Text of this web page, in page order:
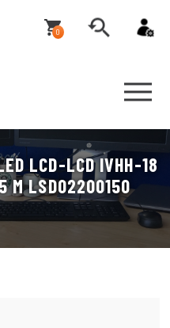
0
LCD-LCD IVHH-18
M LSD02200150